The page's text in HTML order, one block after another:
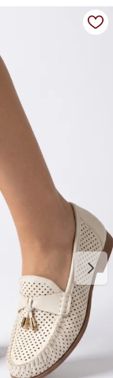
reciclados,
com textura suave,
metálico
ocasiões
dedão até o
garantir conforto
maior para um
primeira troca é